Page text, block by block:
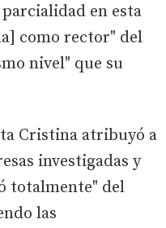
en esta
como rector" del
nivel" que su
Cristina atribuyó a
investigadas y
totalmente" del
las